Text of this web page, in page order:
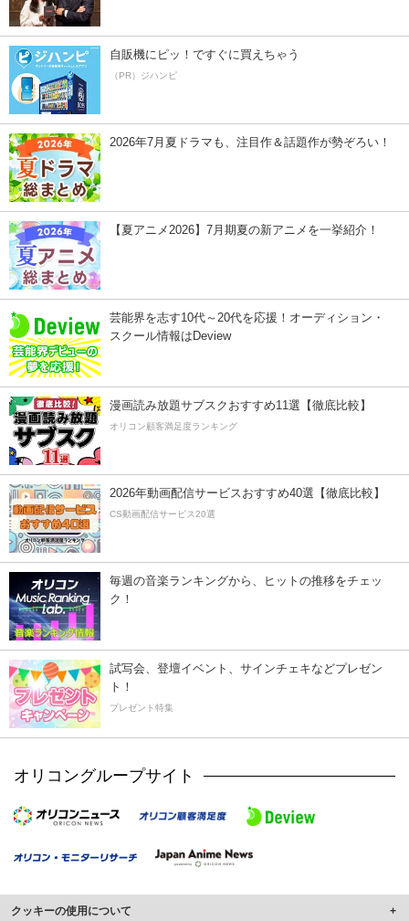
自販機にピッ！ですぐに買えちゃう
（PR）ジハンピ
2026年7月夏ドラマも、注目作＆話題作が勢ぞろい！
【夏アニメ2026】7月期夏の新アニメを一挙紹介！
芸能界を志す10代～20代を応援！オーディション・
スクール情報はDeview
漫画読み放題サブスクおすすめ11選【徹底比較】
オリコン顧客満足度ランキング
2026年動画配信サービスおすすめ40選【徹底比較】
CS動画配信サービス20選
毎週の音楽ランキングから、ヒットの推移をチェッ
ク！
試写会、登壇イベント、サインチェキなどプレゼン
ト！
プレゼント特集
オリコングループサイト
クッキーの使用について